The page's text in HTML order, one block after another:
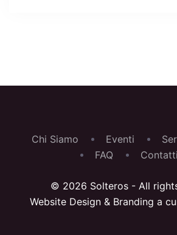
Chi Siamo Eventi
FAQ
Contatti
© 2026 Solteros - All
Website Design & Branding a